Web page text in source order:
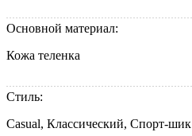
Основной материал:
Кожа теленка
Стиль:
Casual, Классический, Спорт-шик